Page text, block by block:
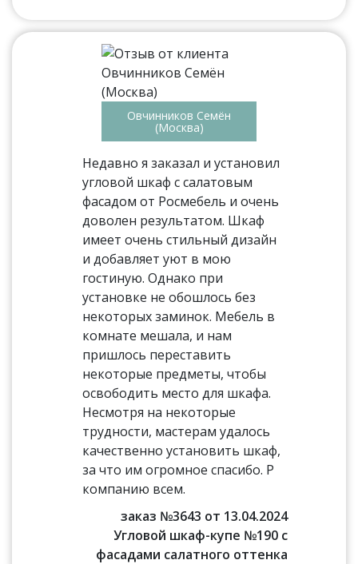
Овчинников Семён
(Москва)
Недавно я заказал и установил
угловой шкаф с салатовым
фасадом от Росмебель и очень
доволен результатом. Шкаф
имеет очень стильный дизайн
и добавляет уют в мою
гостиную. Однако при
установке не обошлось без
некоторых заминок. Мебель в
комнате мешала, и нам
пришлось переставить
некоторые предметы, чтобы
освободить место для шкафа.
Несмотря на некоторые
трудности, мастерам удалось
качественно установить шкаф,
за что им огромное спасибо. Р
компанию всем.
заказ №3643 от 13.04.2024
Угловой шкаф-купе №190 с
фасадами салатного оттенка